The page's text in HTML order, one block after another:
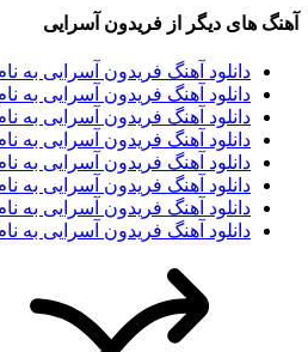
آهنگ های دیگر از فریدون آسرایی
دانلود آهنگ فریدون آسرایی به
دانلود آهنگ فریدون آسرایی به
دانلود آهنگ فریدون آسرایی به
دانلود آهنگ فریدون آسرایی به
دانلود آهنگ فریدون آسرایی به
دانلود آهنگ فریدون آسرایی به
دانلود آهنگ فریدون آسرایی به
دانلود آهنگ فریدون آسرایی به